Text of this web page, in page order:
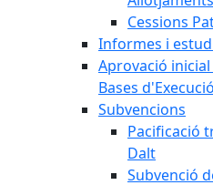
Cessions
Informes i
Aprovació
Bases
Subvencions
Pacificació
Dalt
Subvenció